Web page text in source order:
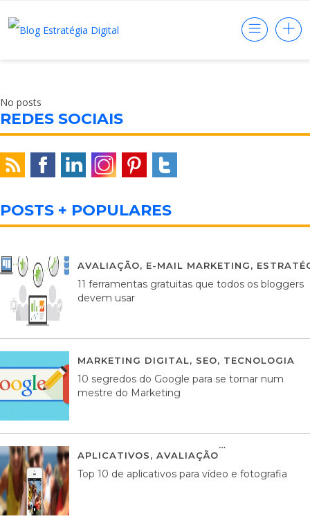
No posts
REDES SOCIAIS
POSTS + POPULARES
AVALIAÇÃO, E-MAIL MARKETING,
11 ferramentas gratuitas que todos os bloggers
devem usar
MARKETING DIGITAL, SEO, TECNOLOGIA
10 segredos do Google para se tornar num
mestre do Marketing
APLICATIVOS, AVALIAÇÃO
Top 10 de aplicativos para vídeo e fotografia